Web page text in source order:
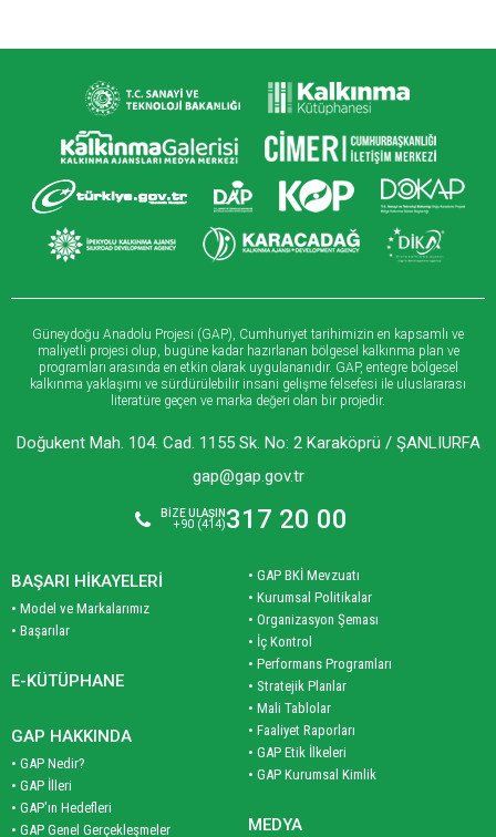
Güneydoğu Anadolu Projesi (GAP), Cumhuriyet tarihimizin en kapsamlı ve
maliyetli projesi olup, bugüne kadar hazırlanan bölgesel kalkınma plan ve
programları arasında en etkin olarak uygulananıdır. GAP, entegre bölgesel
kalkınma yaklaşımı ve sürdürülebilir insani gelişme felsefesi ile uluslararası
literatüre geçen ve marka değeri olan bir projedir.
Doğukent Mah. 104. Cad. 1155 Sk. No: 2 Karaköprü / ŞANLIURFA
gap@gap.gov.tr
BİZE ULAŞIN
+90 (414)317 20 00
BAŞARI HİKAYELERİ
• Model ve Markalarımız
• Başarılar
E-KÜTÜPHANE
GAP HAKKINDA
• GAP Nedir?
• GAP İlleri
• GAP'ın Hedefleri
• GAP Genel Gerçekleşmeler
• GAP BKİ Mevzuatı
• Kurumsal Politikalar
• Organizasyon Şeması
• İç Kontrol
• Performans Programları
• Stratejik Planlar
• Mali Tablolar
• Faaliyet Raporları
• GAP Etik İlkeleri
• GAP Kurumsal Kimlik
MEDYA